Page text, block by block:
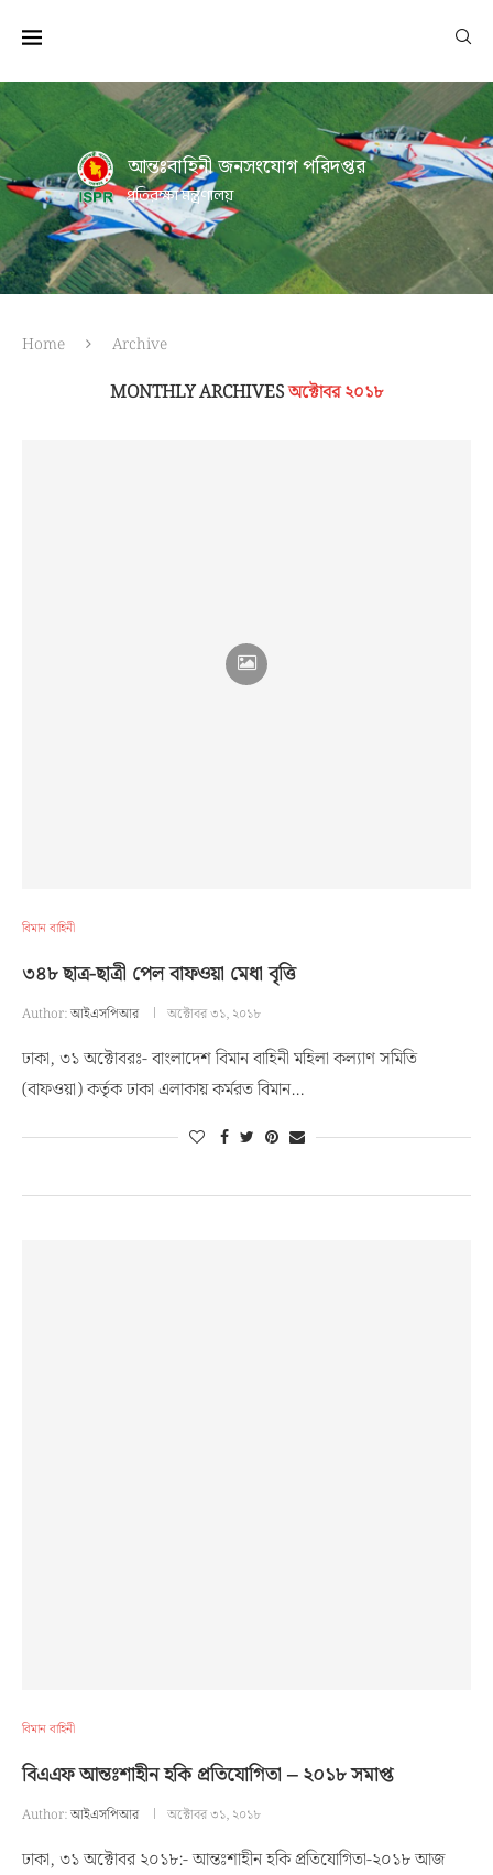
আন্তঃবাহিনী জনসংযোগ পরিদপ্তর
প্রতিরক্ষা মন্ত্রণালয়
Home Archive
MONTHLY ARCHIVESঅক্টোবর ২০১৮
বিমান বাহিনী
৩৪৮ ছাত্র-ছাত্রী পেল বাফওয়া মেধা বৃত্তি
Author:আইএসপিআর অক্টোবর ৩১, ২০১৮
ঢাকা, ৩১ অক্টোবরঃ- বাংলাদেশ বিমান বাহিনী মহিলা কল্যাণ সমিতি
(বাফওয়া) কর্তৃক ঢাকা এলাকায় কর্মরত বিমান…
বিমান বাহিনী
বিএএফ আন্তঃশাহীন হকি প্রতিযোগিতা – ২০১৮ সমাপ্ত
Author:আইএসপিআর অক্টোবর ৩১, ২০১৮
ঢাকা, ৩১ অক্টোবর ২০১৮:- আন্তঃশাহীন হকি প্রতিযোগিতা-২০১৮ আজ